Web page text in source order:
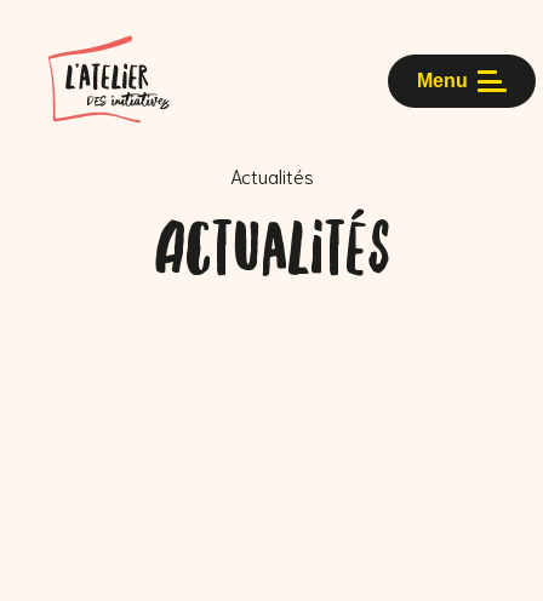
Menu
Actualités
Actualités